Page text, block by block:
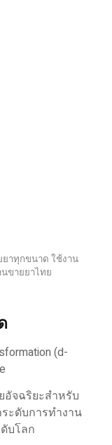
ยาทุกขนาด ใช้งาน
ขายยาไทย
(d-
อัจฉริยะสำหรับ
ระดับการทำงาน
บโลก